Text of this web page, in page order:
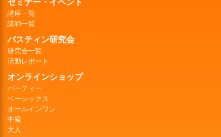
講座一覧
講師一覧
バスティン研究会
研究会一覧
活動レポート
オンラインショップ
パーティー
ベーシックス
オールインワン
中級
大人